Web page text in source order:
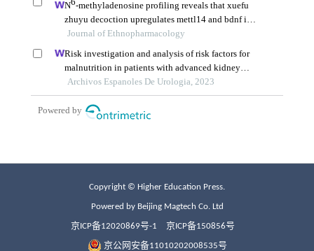
Copyright © Higher Education Press.
Powered by Beijing Magtech Co. Ltd
京ICP备12020869号-1 京ICP备150856号
京公网安备11010202008535号